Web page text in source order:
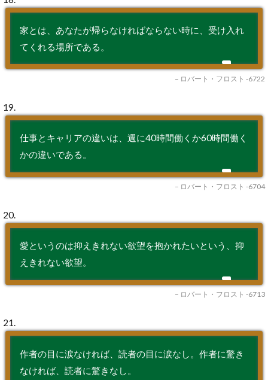
家とは、あなたが帰らなければならない時に、受け入れ
てくれる場所である。
– ロバート・フロスト -6722
19.
仕事とキャリアの違いは、週に40時間働くか60時間働く
かの違いである。
– ロバート・フロスト -6704
20.
愛というのは抑えきれない欲望を抱かれたいという、抑
えきれない欲望。
– ロバート・フロスト -6713
21.
作者の目に涙なければ、読者の目に涙なし。作者に驚き
なければ、読者に驚きなし。